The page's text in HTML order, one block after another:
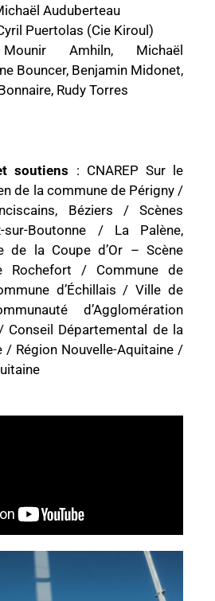
Auduberteau
Puertolas (Cie Kiroul)
Amhiln, Michaël
Bouncer, Benjamin Midonet,
Rudy Torres
soutiens : CNAREP Sur le
de la commune de Périgny /
Béziers / Scènes
sur-Boutonne / La Palène,
de la Coupe d’Or – Scène
Rochefort / Commune de
d’Échillais / Ville de
d’Agglomération
Conseil Départemental de la
/ Région Nouvelle-Aquitaine /